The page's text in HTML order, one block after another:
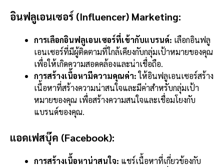
อินฟลูเอนเซอร์ (Influencer) Marketing:
การเลือกอินฟลูเอนเซอร์ที่เข้ากับแบรนด์: เลือกอินฟลู
เอนเซอร์ที่มีผู้ติดตามที่ใกล้เคียงกับกลุ่มเป้าหมายของคุณ
เพื่อให้เกิดความสอดคล้องและน่าเชื่อถือ.
การสร้างเนื้อหามีความคุณค่า:ให้อินฟลูเอนเซอร์สร้าง
เนื้อหาที่สร้างความน่าสนใจและมีค่าสำหรับกลุ่มเป้า
หมายของคุณ เพื่อสร้างความสนใจและเชื่อมโยงกับ
แบรนด์ของคุณ.
แอดเฟสบุ๊ค (Facebook):
การสร้างเนื้อหาน่าสนใจ: แชร์เนื้อหาที่เกี่ยวข้องกับ